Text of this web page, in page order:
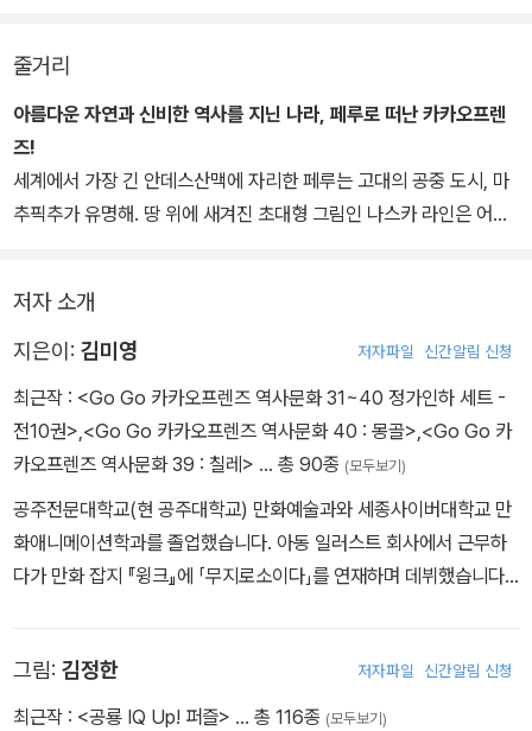
아무리 좋은 것도 즐겁지 않으면 하고 싶지 않잖아요. 이 책으로 아이
들은 세상에 대한 호기심과 꿈의 크기를 키울 수 있을 거예요. 그것도
즐겁게 말이지요.
줄거리
아름다운 자연과 신비한 역사를 지닌 나라, 페루로 떠난 카카오프렌
즈!
세계에서 가장 긴 안데스산맥에 자리한 페루는 고대의 공중 도시, 마
추픽추가 유명해. 땅 위에 새겨진 초대형 그림인 나스카 라인은 어떻
지. 잉카의 후예들이 살아가는 신비로운 나라 페루로 카카오프렌즈와
함께 떠나 볼까?
저자 소개
지은이: 김미영 저자파일 신간알림 신청
최근작 : <Go Go 카카오프렌즈 역사문화 31~40 정가인하 세트 -
전10권>,<Go Go 카카오프렌즈 역사문화 40 : 몽골>,<Go Go 카
카오프렌즈 역사문화 39 : 칠레> … 총 90종 (모두보기)
공주전문대학교(현 공주대학교) 만화예술과와 세종사이버대학교 만
화애니메이션학과를 졸업했습니다. 아동 일러스트 회사에서 근무하
다가 만화 잡지 『윙크』에 「무지로소이다」를 연재하며 데뷔했습니다.
카오프렌즈』 시리즈 『마인드 스쿨』시리즈 등이 있습니다.
그림: 김정한 저자파일 신간알림 신청
최근작 : <공룡 IQ Up! 퍼즐> … 총 116종 (모두보기)